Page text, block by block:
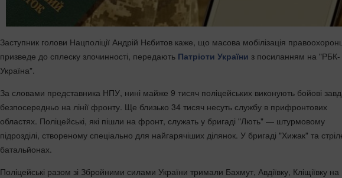
Заступник голови Нацполіції Андрій Нєбитов каже, що масова мобілізація
призведе до сплеску злочинності, передають Патріоти України з посиланням на "РБК-
Україна".
За словами представника НПУ, нині майже 9 тисяч поліцейських виконують бойові
безпосередньо на лінії фронту. Ще близько 34 тисяч несуть службу в прифронтових
областях. Поліцейські, які пішли на фронт, служать у бригаді "Лють" — штурмовому
підрозділі, створеному спеціально для найгарячіших ділянок. У бригаді "Хижак" та
батальйонах.
Поліцейські разом зі Збройними силами України тримали Бахмут, Авдіївку, Кліщіївку на